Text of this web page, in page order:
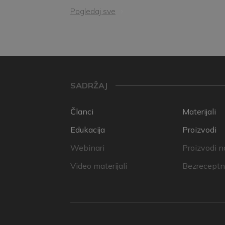
Pogledaj sve
SADRŽAJ
Članci
Edukacija
Webinari
Video materijali
Materijali
Proizvodi
Proizvodi